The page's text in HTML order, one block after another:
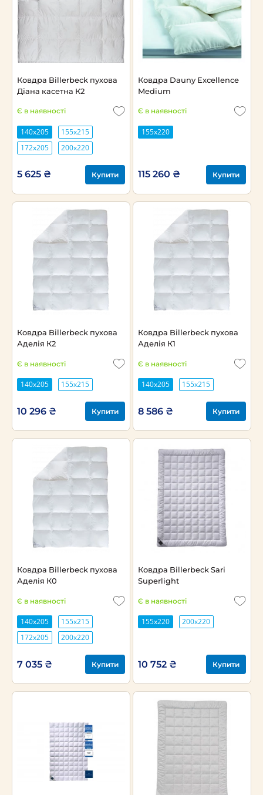
Ковдра Billerbeck пухова
Діана касетна К2
Є в наявності
140х205
155х215
172х205
200х220
5 625 ₴ Купити
Ковдра Dauny Excellence
Medium
Є в наявності
155x220
115 260 ₴ Купити
Ковдра Billerbeck пухова
Аделія К2
Є в наявності
140х205 155х215
10 296 ₴ Купити
Ковдра Billerbeck пухова
Аделія К1
Є в наявності
140х205 155х215
8 586 ₴ Купити
Ковдра Billerbeck пухова
Аделія К0
Є в наявності
140х205
155х215
172х205
200х220
7 035 ₴ Купити
Ковдра Billerbeck Sari
Superlight
Є в наявності
155x220 200х220
10 752 ₴ Купити